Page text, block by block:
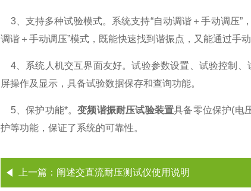
3、支持多种试验模式。系统支持“自动调谐＋手动调压”
调谐＋手动调压”模式，既能快速找到谐振点，又能通过手
4、系统人机交互界面友好。试验参数设置、试验控制
屏操作及显示，具备试验数据保存和查询功能。
5、保护功能*。变频谐振耐压试验装置具备零位保护(电
护等功能，保证了系统的可靠性。
上一篇： 阐述交直流耐压测试仪使用说明